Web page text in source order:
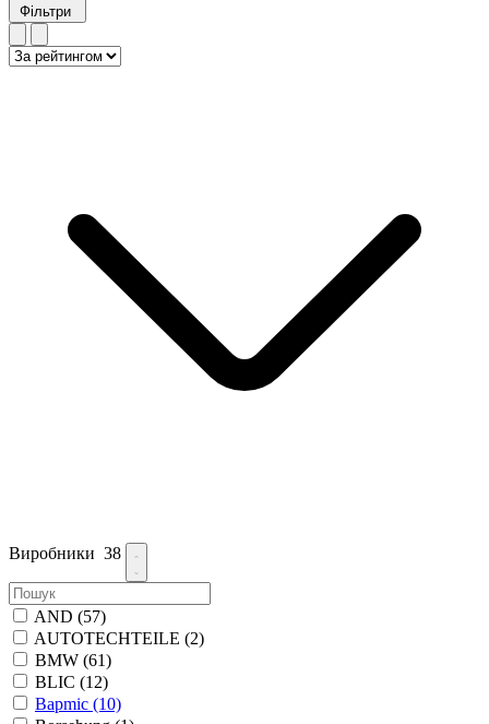
Фільтри
Виробники 38
AND (57)
AUTOTECHTEILE (2)
BMW (61)
BLIC (12)
Bapmic (10)